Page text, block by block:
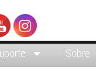
Sobre